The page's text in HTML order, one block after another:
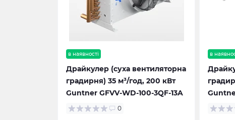
в наявності
Драйкулер (суха вентиляторна
градирня) 35 м³/год, 200 кВт
Guntner GFVV-WD-100-3QF-13A
0
в